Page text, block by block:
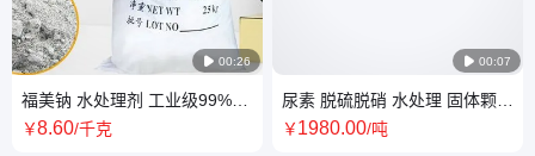
 00:26
福美钠 水处理剂 工业级99%含
量 重金属离子沉淀剂
￥8.60/千克
 00:07
尿素 脱硫脱硝 水处理 固体颗粒
化肥复合肥 大颗粒晶体
￥1980.00/吨